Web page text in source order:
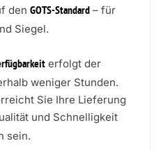
den GOTS-Standard – für
Siegel.
erfolgt der
weniger Stunden.
Sie Ihre Lieferung
und Schnelligkeit
sein.